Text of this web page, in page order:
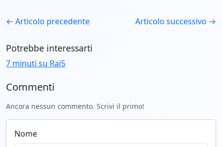
← Articolo precedente Articolo successivo →
Potrebbe interessarti
7 minuti su Rai5
Commenti
Ancora nessun commento. Scrivi il primo!
Nome